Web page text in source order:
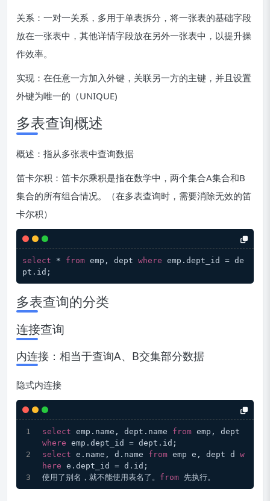
关系：一对一关系，多用于单表拆分，将一张表的基础字段
放在一张表中，其他详情字段放在另外一张表中，以提升操
作效率。
实现：在任意一方加入外键，关联另一方的主键，并且设置
外键为唯一的（UNIQUE)
多表查询概述
概述：指从多张表中查询数据
笛卡尔积：笛卡尔乘积是指在数学中，两个集合A集合和B
集合的所有组合情况。（在多表查询时，需要消除无效的笛
卡尔积）
select * from emp, dept where emp.dept_id = de
pt.id;
多表查询的分类
连接查询
内连接：相当于查询A、B交集部分数据
隐式内连接
select emp.name, dept.name from
where emp.dept_id = dept.id;
select e.name, d.name from emp e, dept d w
here e.dept_id = d.id;
使用了别名，就不能使用表名了。 from 先执行。